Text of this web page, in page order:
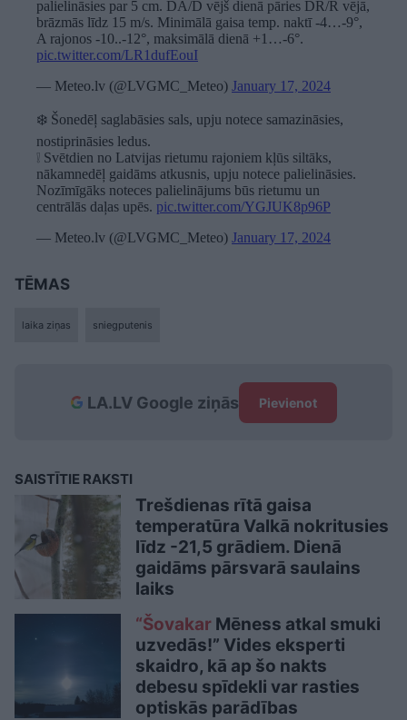
palielināsies par 5 cm. DA/D vējš dienā pāries DR/R vējā,
brāzmās līdz 15 m/s. Minimālā gaisa temp. naktī -4…-9°,
A rajonos -10..-12°, maksimālā dienā +1…-6°.
pic.twitter.com/LR1dufEouI
— Meteo.lv (@LVGMC_Meteo) January 17, 2024
❄️ Šonedēļ saglabāsies sals, upju notece samazināsies,
nostiprināsies ledus.
❕ Svētdien no Latvijas rietumu rajoniem kļūs siltāks,
nākamnedēļ gaidāms atkusnis, upju notece palielināsies.
Nozīmīgāks noteces palielinājums būs rietumu un
centrālās daļas upēs. pic.twitter.com/YGJUK8p96P
— Meteo.lv (@LVGMC_Meteo) January 17, 2024
TĒMAS
laika ziņas sniegputenis
LA.LV Google ziņās Pievienot
SAISTĪTIE RAKSTI
Trešdienas rītā gaisa
temperatūra Valkā nokritusies
līdz -21,5 grādiem. Dienā
gaidāms pārsvarā saulains
laiks
“Šovakar Mēness atkal smuki
uzvedās!” Vides eksperti
skaidro, kā ap šo nakts
debesu spīdekli var rasties
optiskās parādības